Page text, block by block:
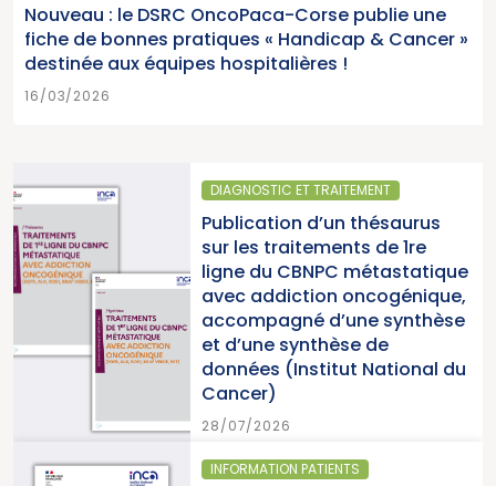
Nouveau : le DSRC OncoPaca-Corse publie une
fiche de bonnes pratiques « Handicap & Cancer »
destinée aux équipes hospitalières !
16/03/2026
DIAGNOSTIC ET TRAITEMENT
Publication d’un thésaurus
sur les traitements de 1re
ligne du CBNPC métastatique
avec addiction oncogénique,
accompagné d’une synthèse
et d’une synthèse de
données (Institut National du
Cancer)
28/07/2026
INFORMATION PATIENTS